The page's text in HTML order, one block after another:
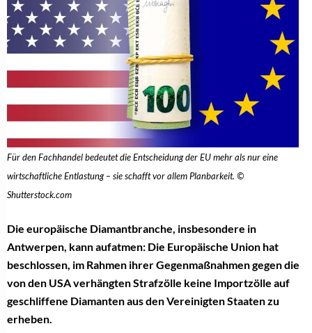
Für den Fachhandel bedeutet die Entscheidung der EU mehr als nur eine
wirtschaftliche Entlastung – sie schafft vor allem Planbarkeit. ©
Shutterstock.com
Die europäische Diamantbranche, insbesondere in
Antwerpen, kann aufatmen: Die Europäische Union hat
beschlossen, im Rahmen ihrer Gegenmaßnahmen gegen die
von den USA verhängten Strafzölle keine Importzölle auf
geschliffene Diamanten aus den Vereinigten Staaten zu
erheben.